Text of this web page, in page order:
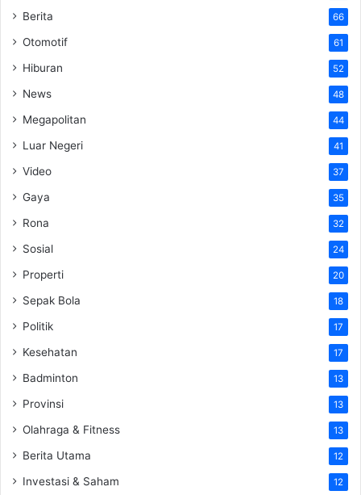
Berita 66
Otomotif 61
Hiburan 52
News 48
Megapolitan 44
Luar Negeri 41
Video 37
Gaya 35
Rona 32
Sosial 24
Properti 20
Sepak Bola 18
Politik 17
Kesehatan 17
Badminton 13
Provinsi 13
Olahraga & Fitness 13
Berita Utama 12
Investasi & Saham 12